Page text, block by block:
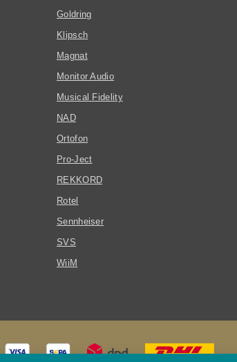
Goldring
Klipsch
Magnat
Monitor Audio
Musical Fidelity
NAD
Ortofon
Pro-Ject
REKKORD
Rotel
Sennheiser
SVS
WiiM